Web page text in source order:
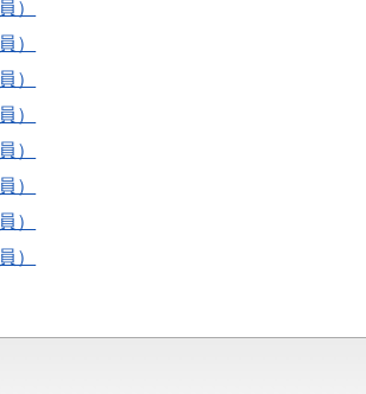
）
）
）
）
）
）
）
）